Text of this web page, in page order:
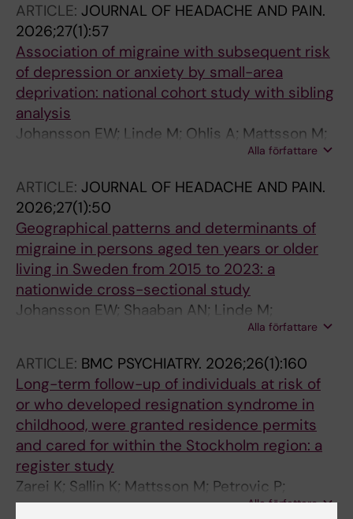
ARTICLE: JOURNAL OF HEADACHE AND PAIN.
2026;27(1):57
Association of migraine with subsequent risk
of depression or anxiety by small-area
deprivation: national cohort study with sibling
analysis
Johansson EW; Linde M; Ohlis A; Mattsson M;
Shaaban AN; Gustafsson S; Holm J; Dalman C;
Alla författare
ARTICLE: JOURNAL OF HEADACHE AND PAIN.
2026;27(1):50
Geographical patterns and determinants of
migraine in persons aged ten years or older
living in Sweden from 2015 to 2023: a
nationwide cross-sectional study
Johansson EW; Shaaban AN; Linde M;
Mattsson M; van der Velde L; Gustafsson S;
Alla författare
ARTICLE: BMC PSYCHIATRY. 2026;26(1):160
Long-term follow-up of individuals at risk of
or who developed resignation syndrome in
childhood, were granted residence permits
and cared for within the Stockholm region: a
register study
Zarei K; Sallin K; Mattsson M; Petrovic P;
Lindevall O; Ohlis A; Hollander A-CAlla författare